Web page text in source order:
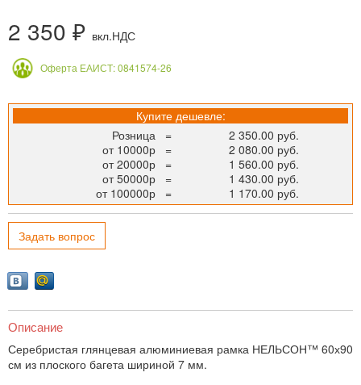
2 350 ₽ вкл.НДС
Оферта ЕАИСТ: 0841574-26
Купите дешевле:
Розница
=
2 350.00 руб.
от 10000р
=
2 080.00 руб.
от 20000р
=
1 560.00 руб.
от 50000р
=
1 430.00 руб.
от 100000р
= 1 170.00 руб.
Задать вопрос
Описание
Серебристая глянцевая алюминиевая рамка НЕЛЬСОН™ 60х90
см из плоского багета шириной 7 мм.